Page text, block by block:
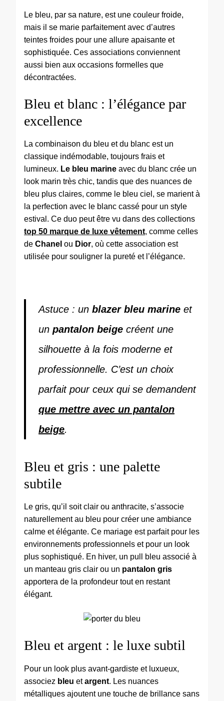
Le bleu, par sa nature, est une couleur froide,
mais il se marie parfaitement avec d’autres
teintes froides pour une allure apaisante et
sophistiquée. Ces associations conviennent
aussi bien aux occasions formelles que
décontractées.
Bleu et blanc : l’élégance par
excellence
La combinaison du bleu et du blanc est un
classique indémodable, toujours frais et
lumineux. Le bleu marine avec du blanc crée un
look marin très chic, tandis que des nuances de
bleu plus claires, comme le bleu ciel, se marient à
la perfection avec le blanc cassé pour un style
estival. Ce duo peut être vu dans des collections
top 50 marque de luxe vêtement, comme celles
de Chanel ou Dior, où cette association est
utilisée pour souligner la pureté et l’élégance.
Astuce : un blazer bleu marine et
un pantalon beige créent une
silhouette à la fois moderne et
professionnelle. C’est un choix
parfait pour ceux qui se demandent
que mettre avec un pantalon
beige.
Bleu et gris : une palette
subtile
Le gris, qu’il soit clair ou anthracite, s’associe
naturellement au bleu pour créer une ambiance
calme et élégante. Ce mariage est parfait pour les
environnements professionnels et pour un look
plus sophistiqué. En hiver, un pull bleu associé à
un manteau gris clair ou un pantalon gris
apportera de la profondeur tout en restant
élégant.
Bleu et argent : le luxe subtil
Pour un look plus avant-gardiste et luxueux,
associez bleu etargent. Les nuances
métalliques ajoutent une touche de brillance sans